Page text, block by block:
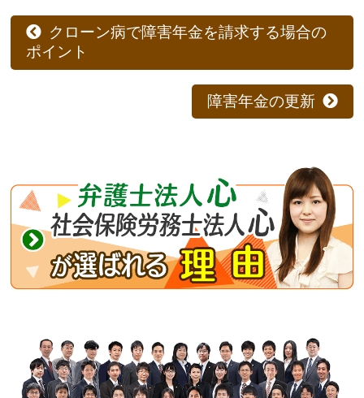
クローン病で障害年金を請求する場合の
ポイント
障害年金の更新